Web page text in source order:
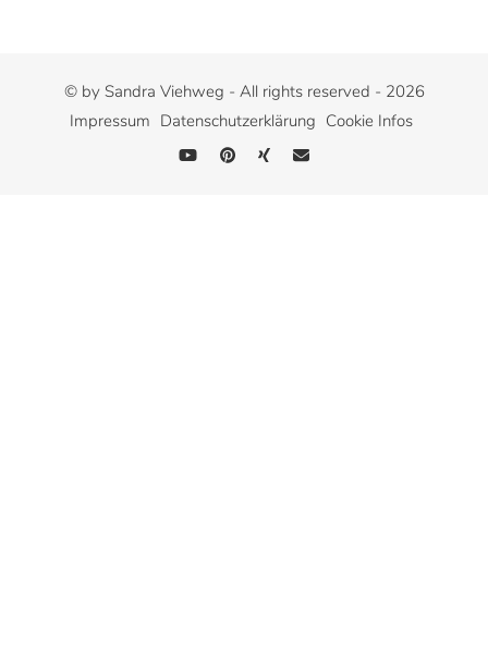
© by Sandra Viehweg - All rights reserved - 2026
Impressum Datenschutzerklärung Cookie Infos